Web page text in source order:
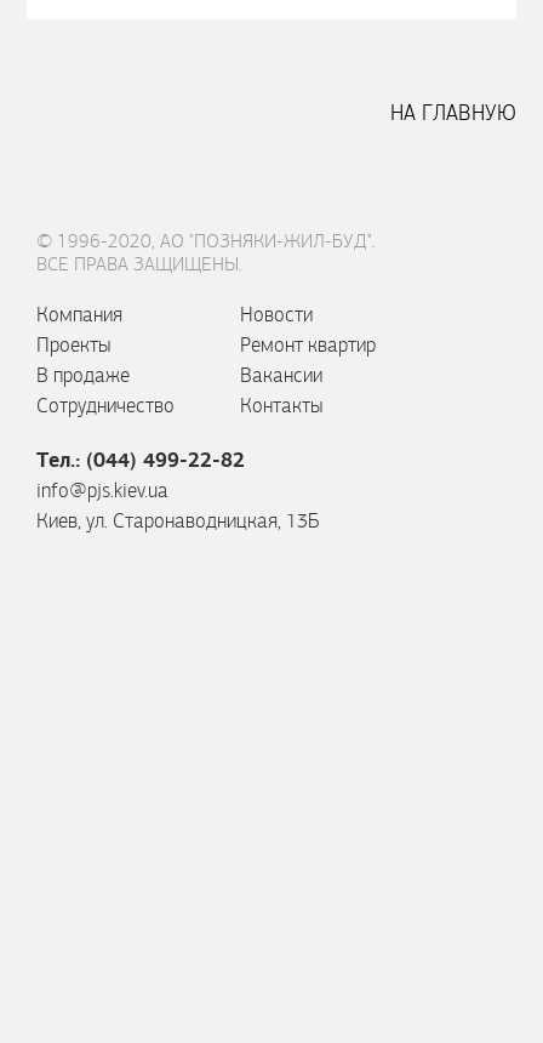
НА ГЛАВНУЮ
© 1996-2020, АО "ПОЗНЯКИ-ЖИЛ-БУД".
ВСЕ ПРАВА ЗАЩИЩЕНЫ.
Компания
Проекты
В продаже
Сотрудничество
Новости
Ремонт квартир
Вакансии
Контакты
Тел.: (044) 499-22-82
info@pjs.kiev.ua
Киев, ул. Старонаводницкая, 13Б